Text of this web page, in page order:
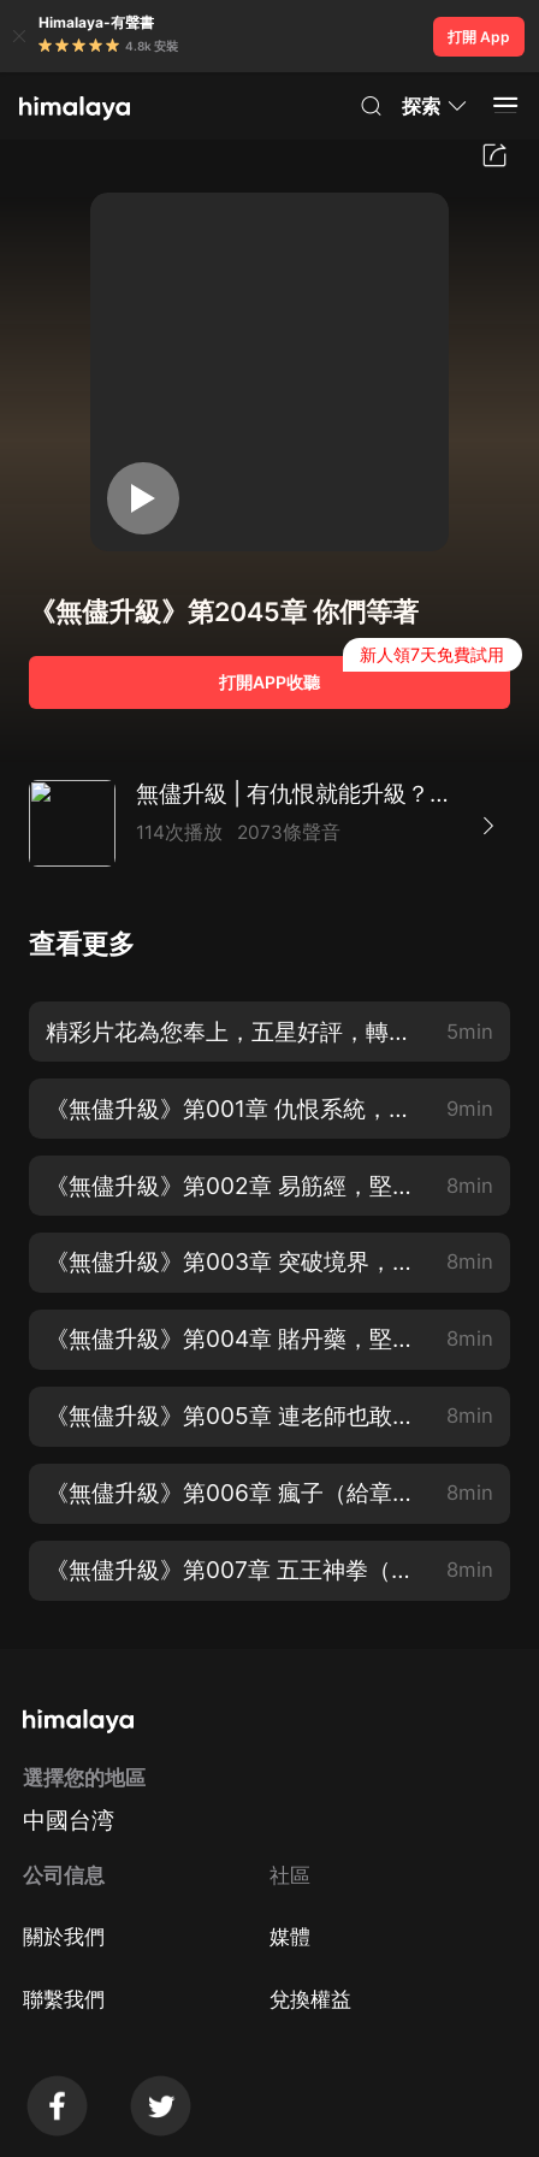
Himalaya-有聲書
4.8k 安裝
打開 App
探索
《無儘升級》第2045章 你們等著
打開APP收聽
新人領7天免費試用
無儘升級 | 有仇恨就能升級？簡直不要太爽
114次播放 2073條聲音
查看更多
精彩片花為您奉上，五星好評，轉發，點讚，訂閱，加評論，會有神秘大禮哦！ 5min
《無儘升級》第001章 仇恨系統，堅持15集，劇情會輕鬆很多，堅持到100集，打開新世界 9min
《無儘升級》第002章 易筋經，堅持15集，劇情會輕鬆很多，堅持到100集，打開新世界 8min
《無儘升級》第003章 突破境界，堅持15集，劇情會輕鬆很多，堅持到100集，打開新世界 8min
《無儘升級》第004章 賭丹藥，堅持15集，劇情會輕鬆很多，堅持到100集，打開新世界 8min
《無儘升級》第005章 連老師也敢欺騙（給章節點讚加評論，每天都會爆更哦！） 8min
《無儘升級》第006章 瘋子（給章節點讚加評論，每天都會爆更哦！） 8min
《無儘升級》第007章 五王神拳（給章節點讚加評論，每天都會爆更哦！） 8min
選擇您的地區
中國台湾
公司信息
關於我們
聯繫我們
社區
媒體
兌換權益